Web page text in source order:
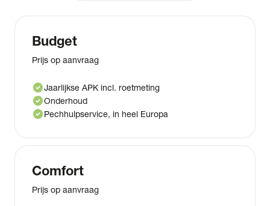
Budget
Prijs op aanvraag
check_circleJaarlijkse APK incl. roetmeting
check_circleOnderhoud
check_circlePechhulpservice, in heel Europa
Comfort
Prijs op aanvraag